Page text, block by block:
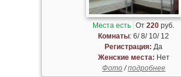
Места есть От220 руб.
Комнаты: 6/ 8/ 10/ 12
Регистрация: Да
Женские места: Нет
Фото/подробнее